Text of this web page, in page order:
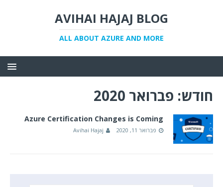
AVIHAI HAJAJ BLOG
ALL ABOUT AZURE AND MORE
חודש: פברואר 2020
Azure Certification Changes is Coming
פברואר 11, 2020 Avihai Hajaj